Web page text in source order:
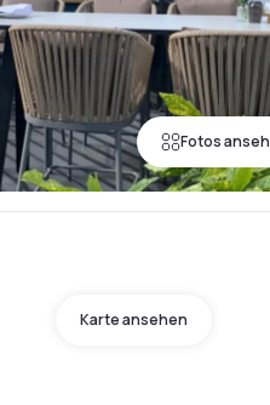
Fotos
Karte ansehen